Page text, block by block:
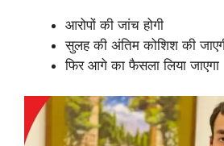
आरोपों की जांच होगी
सुलह की अंतिम कोशिश की
फिर आगे का फैसला लिया जाएगा